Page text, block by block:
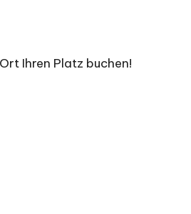
Ihren Platz buchen!